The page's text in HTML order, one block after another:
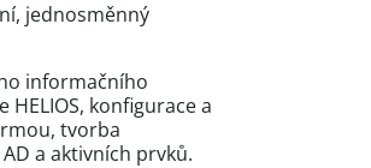
jednosměnný
informačního
konfigurace a
tvorba
a aktivních prvků.